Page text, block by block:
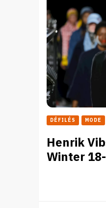
DÉFILÉS MODE
Henrik
Winter